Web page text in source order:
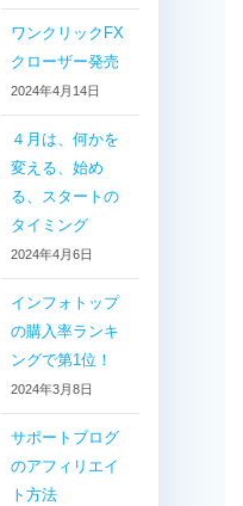
ワンクリックFX
クローザー発売
2024年4月14日
４月は、何かを
変える、始め
る、スタートの
タイミング
2024年4月6日
インフォトップ
の購入率ランキ
ングで第1位！
2024年3月8日
サポートブログ
のアフィリエイ
ト方法